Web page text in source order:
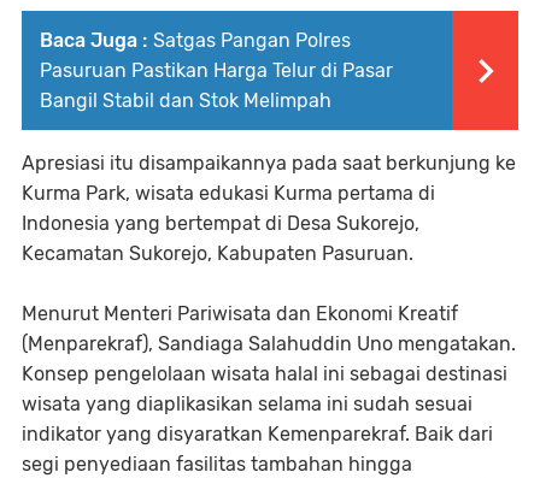
Baca Juga : Satgas Pangan Polres
Pasuruan Pastikan Harga Telur di Pasar
Bangil Stabil dan Stok Melimpah
Apresiasi itu disampaikannya pada saat berkunjung ke
Kurma Park, wisata edukasi Kurma pertama di
Indonesia yang bertempat di Desa Sukorejo,
Kecamatan Sukorejo, Kabupaten Pasuruan.
Menurut Menteri Pariwisata dan Ekonomi Kreatif
(Menparekraf), Sandiaga Salahuddin Uno mengatakan.
Konsep pengelolaan wisata halal ini sebagai destinasi
wisata yang diaplikasikan selama ini sudah sesuai
indikator yang disyaratkan Kemenparekraf. Baik dari
segi penyediaan fasilitas tambahan hingga